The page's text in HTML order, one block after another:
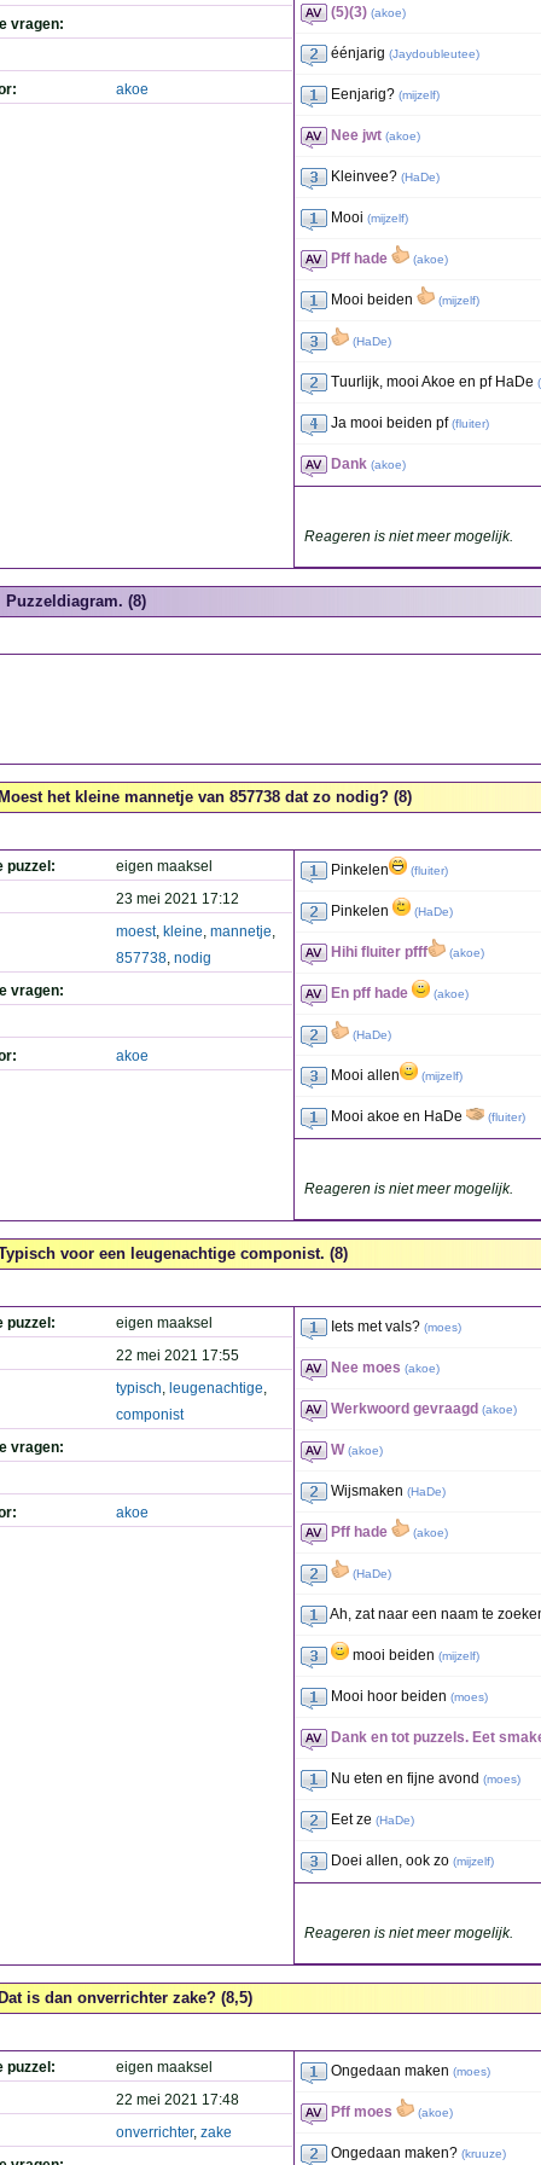
vragen:
akoe
(5)(3) (akoe)
éénjarig (Jaydoubleutee)
Eenjarig? (mijzelf)
Nee jwt (akoe)
Kleinvee? (HaDe)
Mooi (mijzelf)
Pff hade (akoe)
Mooi beiden (mijzelf)
(HaDe)
Tuurlijk, mooi Akoe en pf HaDe (
Ja mooi beiden pf (fluiter)
Dank (akoe)
Reageren is niet meer mogelijk.
Puzzeldiagram. (8)
het kleine mannetje van 857738 dat zo nodig? (8)
puzzel:
eigen maaksel
23 mei 2021 17:12
moest, kleine, mannetje,
857738, nodig
vragen:
akoe
Pinkelen (fluiter)
Pinkelen (HaDe)
Hihi fluiter pfff (akoe)
En pff hade (akoe)
(HaDe)
Mooi allen (mijzelf)
Mooi akoe en HaDe (fluiter)
Reageren is niet meer mogelijk.
voor een leugenachtige componist. (8)
puzzel:
eigen maaksel
22 mei 2021 17:55
typisch, leugenachtige,
componist
vragen:
akoe
Iets met vals? (moes)
Nee moes (akoe)
Werkwoord gevraagd (akoe)
W (akoe)
Wijsmaken (HaDe)
Pff hade (akoe)
(HaDe)
Ah, zat naar een naam te
mooi beiden (mijzelf)
Mooi hoor beiden (moes)
Dank en tot puzzels. Eet
Nu eten en fijne avond (moes)
Eet ze (HaDe)
Doei allen, ook zo (mijzelf)
Reageren is niet meer mogelijk.
is dan onverrichter zake? (8,5)
puzzel:
eigen maaksel
22 mei 2021 17:48
onverrichter, zake
Ongedaan maken (moes)
Pff moes (akoe)
Ongedaan maken? (kruuze)